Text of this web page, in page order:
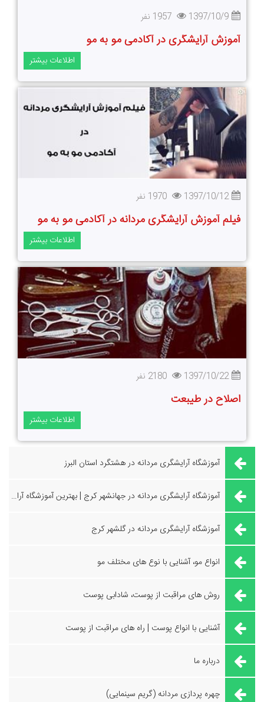
1397/10/9
آموزش آرایشگری در آکادمی مو به مو
اطلاعات بیشتر
1397/10/12
فیلم آموزش آرایشگری مردانه در آکادمی مو به مو
اطلاعات بیشتر
1397/10/22
اصلاح در طیبعت
اطلاعات بیشتر
آموزشگاه آرایشگری مردانه در هشتگرد استان البرز
آموزشگاه آرایشگری مردانه در جهانشهر کرج | بهترین آموزشگاه آرایشگری
آموزشگاه آرایشگری مردانه در گلشهر کرج
انواع مو، آشنایی با نوع های مختلف مو
روش های مراقبت از پوست، شادابی پوست
آشنایی با انواع پوست | راه های مراقبت از پوست
درباره ما
چهره پردازی مردانه (گریم سینمایی)